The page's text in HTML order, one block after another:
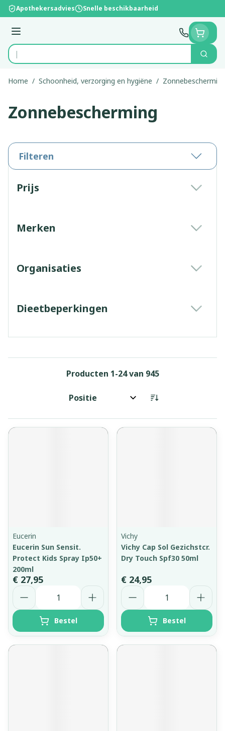
Ga naar de inhoud
Apothekersadvies Snelle beschikbaarheid
Menu
Product, merk, categorie...
Zoek
Home / Schoonheid, verzorging en hygiëne / Zonnebescherming
Zonnebescherming
Filteren
Prijs
Merken
Organisaties
Dieetbeperkingen
Producten 1-24van 945
Sorteer op:
Eucerin
Eucerin Sun Sensit.
Protect Kids Spray Ip50+
200ml
€ 27,95
Aantal
Bestel
Vichy
Vichy Cap Sol Gezichstcr.
Dry Touch Spf30 50ml
€ 24,95
Aantal
Bestel